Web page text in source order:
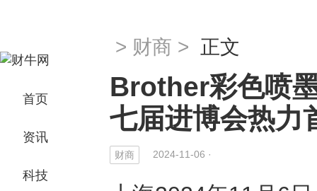
首页
资讯
科技
> 财商 > 正文
Brother彩色喷
七届进博会热力
财商 2024-11-06 ·